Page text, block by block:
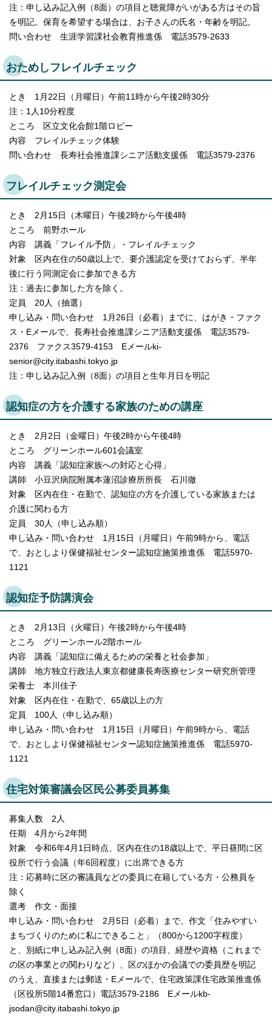
注：申し込み記入例（8面）の項目と聴覚障がいがある方はその旨
を明記。保育を希望する場合は、お子さんの氏名・年齢を明記。
問い合わせ 生涯学習課社会教育推進係 電話3579-2633
おためしフレイルチェック
とき 1月22日（月曜日）午前11時から午後2時30分
注：1人10分程度
ところ 区立文化会館1階ロビー
内容 フレイルチェック体験
問い合わせ 長寿社会推進課シニア活動支援係 電話3579-2376
フレイルチェック測定会
とき 2月15日（木曜日）午後2時から午後4時
ところ 前野ホール
内容 講義「フレイル予防」・フレイルチェック
対象 区内在住の50歳以上で、要介護認定を受けておらず、半年
後に行う同測定会に参加できる方
注：過去に参加した方を除く。
定員 20人（抽選）
申し込み・問い合わせ 1月26日（必着）までに、はがき・ファク
ス・Eメールで、長寿社会推進課シニア活動支援係 電話3579-
2376 ファクス3579-4153 Eメールki-
senior@city.itabashi.tokyo.jp
注：申し込み記入例（8面）の項目と生年月日を明記
認知症の方を介護する家族のための講座
とき 2月2日（金曜日）午後2時から午後4時
ところ グリーンホール601会議室
内容 講義「認知症家族への対応と心得」
講師 小豆沢病院附属本蓮沼診療所所長 石川徹
対象 区内在住・在勤で、認知症の方を介護している家族または
介護に関わる方
定員 30人（申し込み順）
申し込み・問い合わせ 1月15日（月曜日）午前9時から、電話
で、おとしより保健福祉センター認知症施策推進係 電話5970-
1121
認知症予防講演会
とき 2月13日（火曜日）午後2時から午後4時
ところ グリーンホール2階ホール
内容 講義「認知症に備えるための栄養と社会参加」
講師 地方独立行政法人東京都健康長寿医療センター研究所管理
栄養士 本川佳子
対象 区内在住・在勤で、65歳以上の方
定員 100人（申し込み順）
申し込み・問い合わせ 1月15日（月曜日）午前9時から、電話
で、おとしより保健福祉センター認知症施策推進係 電話5970-
1121
住宅対策審議会区民公募委員募集
募集人数 2人
任期 4月から2年間
対象 令和6年4月1日時点、区内在住の18歳以上で、平日昼間に区
役所で行う会議（年6回程度）に出席できる方
注：応募時に区の審議員などの委員に在籍している方・公務員を
除く
選考 作文・面接
申し込み・問い合わせ 2月5日（必着）まで、作文「住みやすい
まちづくりのために私にできること」（800から1200字程度）
と、別紙に申し込み記入例（8面）の項目、経歴や資格（これまで
の区の事業との関わりなど）、区のほかの会議での委員歴を明記
のうえ、直接または郵送・Eメールで、住宅政策課住宅政策推進係
（区役所5階14番窓口）電話3579-2186 Eメールkb-
jsodan@city.itabashi.tokyo.jp